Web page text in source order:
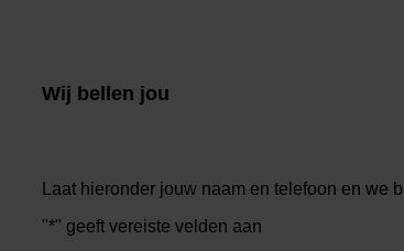
Wij bellen jou
Laat hieronder jouw naam en telefoon en we
"*" geeft vereiste velden aan